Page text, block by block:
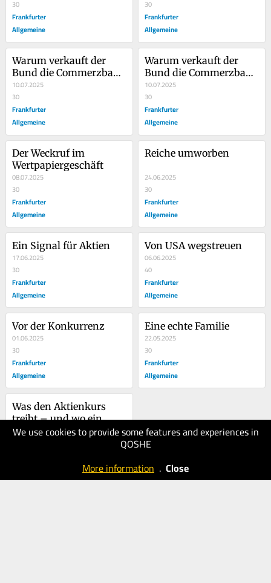
We use cookies to provide some features and experiences in
QOSHE
More information . Close
30
Frankfurter
Allgemeine
30
Frankfurter
Allgemeine
Warum verkauft der
Bund die Commerzbank
nicht?
10.07.2025
30
Frankfurter
Allgemeine
Warum verkauft der
Bund die Commerzbank
nicht?
10.07.2025
30
Frankfurter
Allgemeine
Der Weckruf im
Wertpapiergeschäft
08.07.2025
30
Frankfurter
Allgemeine
Reiche umworben
24.06.2025
30
Frankfurter
Allgemeine
Ein Signal für Aktien
17.06.2025
30
Frankfurter
Allgemeine
Von USA wegstreuen
06.06.2025
40
Frankfurter
Allgemeine
Vor der Konkurrenz
01.06.2025
30
Frankfurter
Allgemeine
Eine echte Familie
22.05.2025
30
Frankfurter
Allgemeine
Was den Aktienkurs
treibt – und wo ein
Rufschaden droht
09.05.2025